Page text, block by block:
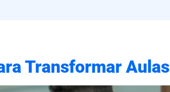
Transformar Aulas